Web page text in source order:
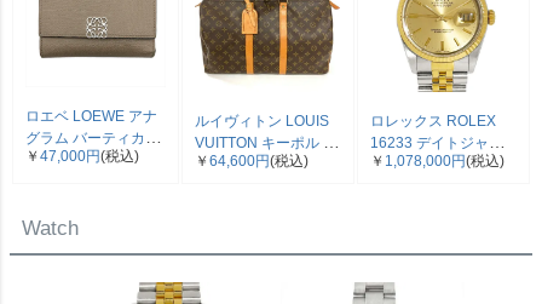
ロエベ LOEWE アナ
グラム バーティカル
三つ折り財布 ベージ
￥ 47,000円(税込)
ルイヴィトン LOUIS
VUITTON キーポル 45
ボストンバッグ モノ
￥ 64,600円(税込)
ロレックス ROLEX
16233 デイトジャス
ト E番 腕時計 シャン
￥ 1,078,000円(税込)
Watch